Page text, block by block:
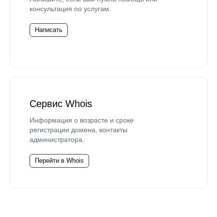
консультация по услугам.
Написать
Сервис Whois
Информация о возрасте и сроке
регистрации домена, контакты
администратора.
Перейти в Whois